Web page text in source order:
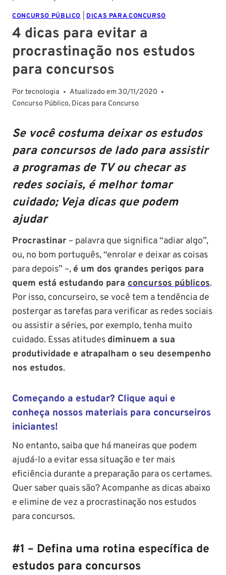
CONCURSO PÚBLICO DICAS PARA CONCURSO
4 dicas para evitar a
procrastinação nos estudos
para concursos
Portecnologia Atualizado em 30/11/2020
Concurso Público, Dicas para Concurso
Se você costuma deixar os estudos
para concursos de lado para assistir
a programas de TV ou checar as
redes sociais, é melhor tomar
cuidado; Veja dicas que podem
ajudar
Procrastinar – palavra que significa “adiar algo”,
ou, no bom português, “enrolar e deixar as coisas
para depois” –, é um dos grandes perigos para
quem está estudando para concursos públicos.
Por isso, concurseiro, se você tem a tendência de
postergar as tarefas para verificar as redes sociais
ou assistir a séries, por exemplo, tenha muito
cuidado. Essas atitudes diminuem a sua
produtividade e atrapalham o seu desempenho
nos estudos.
Começando a estudar? Clique aqui e
conheça nossos materiais para concurseiros
iniciantes!
No entanto, saiba que há maneiras que podem
ajudá-lo a evitar essa situação e ter mais
eficiência durante a preparação para os certames.
Quer saber quais são? Acompanhe as dicas abaixo
e elimine de vez a procrastinação nos estudos
para concursos.
#1 – Defina uma rotina específica de
estudos para concursos